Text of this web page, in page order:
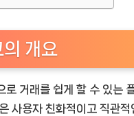
개요
로 거래를 쉽게 할 수 있는
사용자 친화적이고 직관